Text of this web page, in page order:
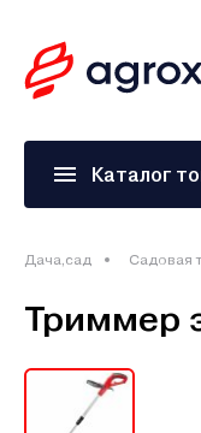
Каталог
Дача,сад Садовая
Триммер